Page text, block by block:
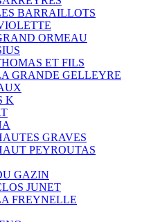
BARRAILLOTS
ORMEAU
ET FILS
GRANDE GELLEYRE
K
GRAVES
PEYROUTAS
GAZIN
JUNET
FREYNELLE